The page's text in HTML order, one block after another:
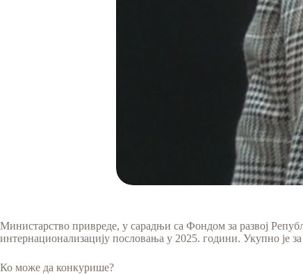
Министарство привреде, у сарадњи са Фондом за развој
интернационализацију пословања у 2025. години. Укупно је
Ко може да конкурише?